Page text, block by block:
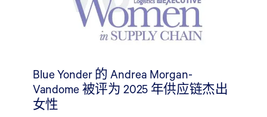
Blue Yonder 的 Andrea Morgan-
Vandome 被评为 2025 年供应链杰出
女性